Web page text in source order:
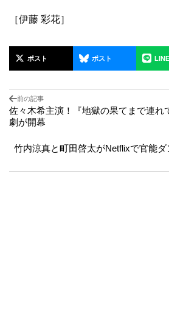
［伊藤 彩花］
ポスト ポスト LINE
前の記事
佐々木希主演！『地獄の果てまで連れ
劇が開幕
竹内涼真と町田啓太がNetflixで官能ダ